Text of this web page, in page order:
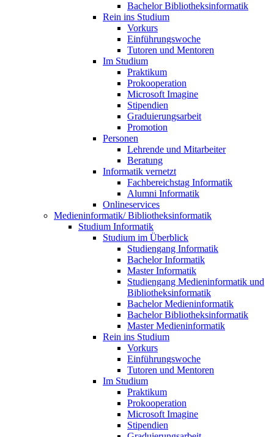
Bachelor Bibliotheksinformatik
Rein ins Studium
Vorkurs
Einführungswoche
Tutoren und Mentoren
Im Studium
Praktikum
Prokooperation
Microsoft Imagine
Stipendien
Graduierungsarbeit
Promotion
Personen
Lehrende und Mitarbeiter
Beratung
Informatik vernetzt
Fachbereichstag Informatik
Alumni Informatik
Onlineservices
Medieninformatik/ Bibliotheksinformatik
Studium Informatik
Studium im Überblick
Studiengang Informatik
Bachelor Informatik
Master Informatik
Studiengang Medieninformatik und
Bibliotheksinformatik
Bachelor Medieninformatik
Bachelor Bibliotheksinformatik
Master Medieninformatik
Rein ins Studium
Vorkurs
Einführungswoche
Tutoren und Mentoren
Im Studium
Praktikum
Prokooperation
Microsoft Imagine
Stipendien